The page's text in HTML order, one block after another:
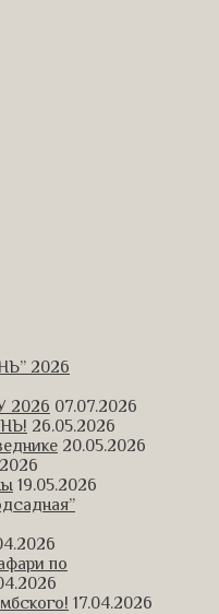
2026
2026 07.07.2026
26.05.2026
20.05.2026
19.05.2026
по
17.04.2026